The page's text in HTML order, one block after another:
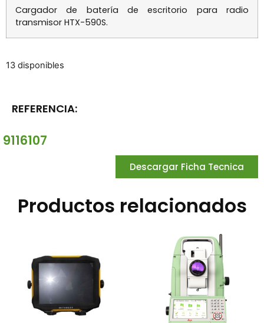
Cargador de batería de escritorio para radio
transmisor HTX-590S.
13 disponibles
REFERENCIA:
9116107
Descargar Ficha Tecnica
Productos relacionados